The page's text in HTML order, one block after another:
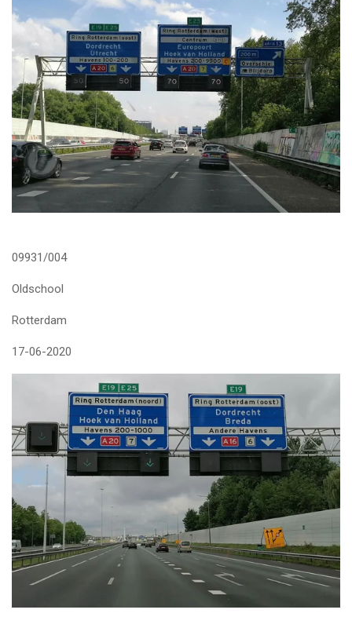
09931/004
Oldschool
Rotterdam
17-06-2020